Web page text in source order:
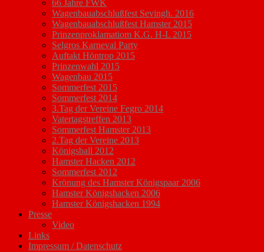
66 Jahre FWK
Wagenbauabschlußfest Sevingh. 2016
Wagenbauabschlußfest Hamster 2015
Prinzenproklamatiom K.G. H-L 2015
Selgros Karneval Party
Auftakt Höntrop 2015
Prinzenwahl 2015
Wagenbau 2015
Sommerfest 2015
Sommerfest 2014
3.Tag der Vereine Fegro 2014
Vatertagstreffen 2013
Sommerfest Hamster 2013
2.Tag der Vereine 2013
Königsball 2012
Hamster Hacken 2012
Sommerfest 2012
Krönung des Hamster Königspaar 2006
Hamster Königshacken 2006
Hamster Königshacken 1994
Presse
Video
Links
Impressum / Datenschutz